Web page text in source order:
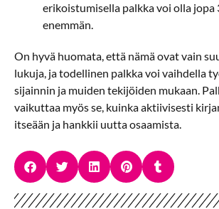
erikoistumisella palkka voi olla jopa
enemmän.
On hyvä huomata, että nämä ovat vain
lukuja, ja todellinen palkka voi vaihdella
sijainnin ja muiden tekijöiden mukaan.
vaikuttaa myös se, kuinka aktiivisesti
itseään ja hankkii uutta osaamista.